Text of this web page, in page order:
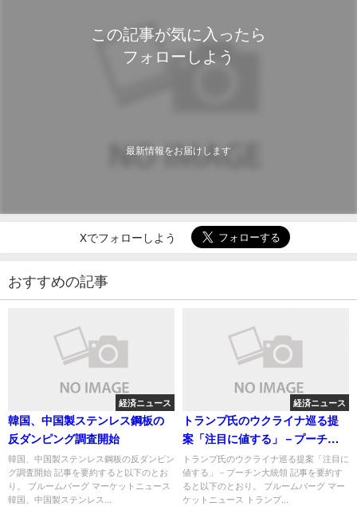
この記事が気に入ったら
フォローしよう
最新情報をお届けします
Xでフォローしよう
おすすめの記事
経済ニュース
韓国、中国製ステンレス鋼板の
反ダンピング調査開始
韓国、中国製ステンレス鋼板の反ダンピン
グ調査開始 記事を要約すると以下のとお
り。 ブルームバーグ マーケットニュース
韓国、中国製ステンレス...
経済ニュース
トランプ氏のウクライナ巡る提
案「注目に値する」－プーチン
大統領
トランプ氏のウクライナ巡る提案「注目に
値する」－プーチン大統領 記事を要約す
ると以下のとおり。 ブルームバーグ マー
ケットニュース トランプ...